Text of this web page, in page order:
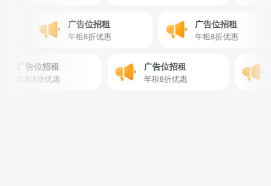
广告位招租
年租8折优惠
广告位招租
年租8折优惠
广告位招租
年租8折优惠
广告位招租
年租8折优惠
广
年